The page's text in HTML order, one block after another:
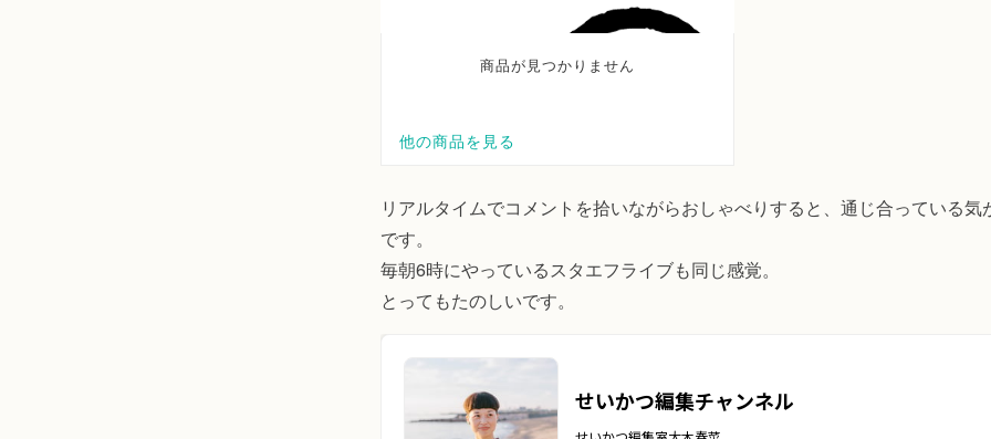
リアルタイムでコメントを拾いながらおしゃべりすると、通じ合っている気
です。
毎朝6時にやっているスタエフライブも同じ感覚。
とってもたのしいです。